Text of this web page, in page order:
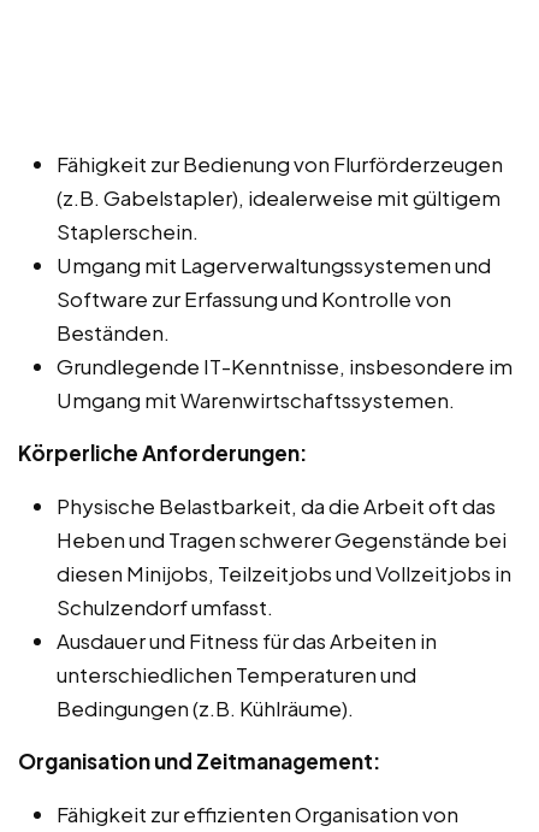
Fähigkeit zur Bedienung von Flurförderzeugen
(z.B. Gabelstapler), idealerweise mit gültigem
Staplerschein.
Umgang mit Lagerverwaltungssystemen und
Software zur Erfassung und Kontrolle von
Beständen.
Grundlegende IT-Kenntnisse, insbesondere im
Umgang mit Warenwirtschaftssystemen.
Körperliche Anforderungen:
Physische Belastbarkeit, da die Arbeit oft das
Heben und Tragen schwerer Gegenstände bei
diesen Minijobs, Teilzeitjobs und Vollzeitjobs in
Schulzendorf umfasst.
Ausdauer und Fitness für das Arbeiten in
unterschiedlichen Temperaturen und
Bedingungen (z.B. Kühlräume).
Organisation und Zeitmanagement:
Fähigkeit zur effizienten Organisation von